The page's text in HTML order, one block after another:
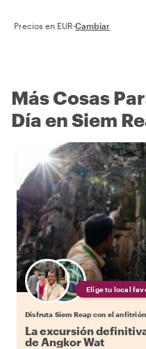
Precios en EUR·Cambiar
Más Cosas
Día en Siem
Elige tu local
Disfruta Siem Reap con el
La excursión
de Angkor Wat